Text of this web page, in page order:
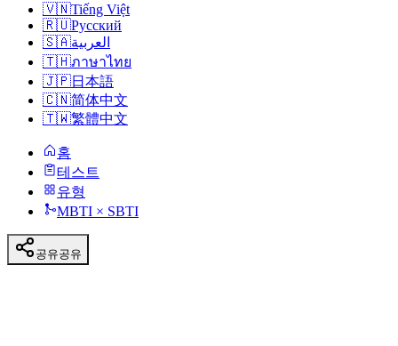
🇻🇳Tiếng Việt
🇷🇺Русский
🇸🇦العربية
🇹🇭ภาษาไทย
🇯🇵日本語
🇨🇳简体中文
🇹🇼繁體中文
홈
테스트
유형
MBTI × SBTI
공유공유